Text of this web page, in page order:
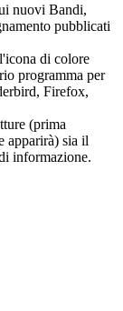
nuovi Bandi,
pubblicati
di colore
programma per
Firefox,
(prima
apparirà) sia il
informazione.